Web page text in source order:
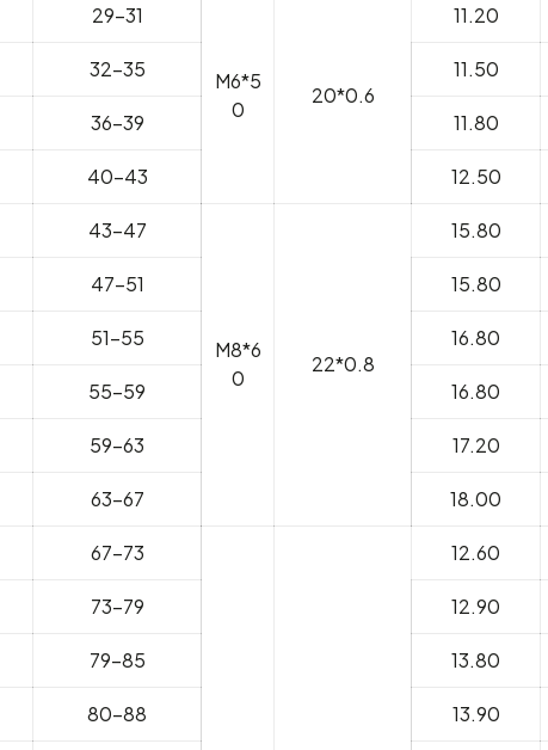
29-31
M6*5
0
20*0.6
11.20
32-35 11.50
36-39 11.80
40-43 12.50
43-47
M8*6
0
22*0.8
15.80
47-51 15.80
51-55 16.80
55-59 16.80
59-63 17.20
63-67 18.00
67-73 12.60
73-79 12.90
79-85 13.80
80-88 13.90